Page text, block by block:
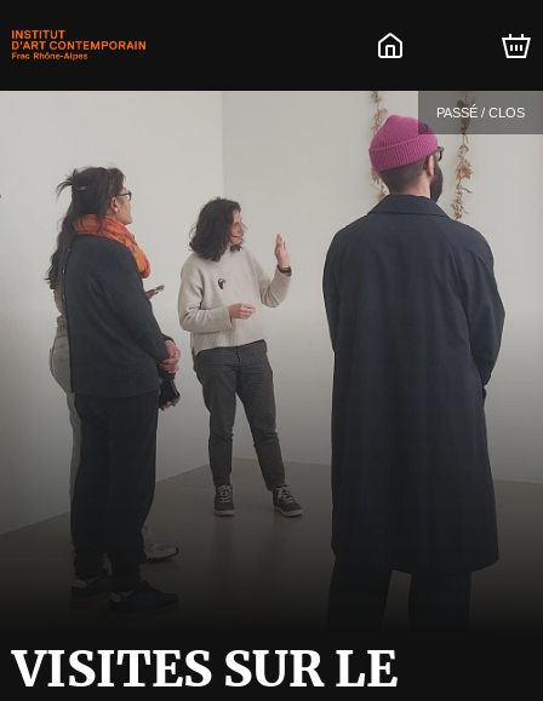
PASSÉ / CLOS
VISITES SUR LE